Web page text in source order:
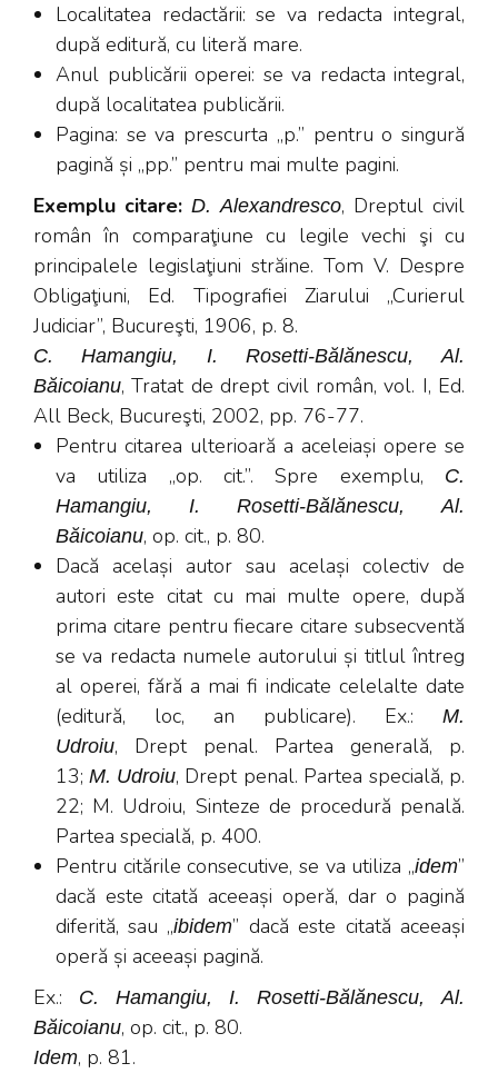
Localitatea redactării: se va redacta integral,
după editură, cu literă mare.
Anul publicării operei: se va redacta integral,
după localitatea publicării.
Pagina: se va prescurta „p.” pentru o singură
pagină și „pp.” pentru mai multe pagini.
Exemplu citare: D. Alexandresco, Dreptul civil
român în comparaţiune cu legile vechi şi cu
principalele legislaţiuni străine. Tom V. Despre
Obligaţiuni, Ed. Tipografiei Ziarului „Curierul
Judiciar”, Bucureşti, 1906, p. 8.
C. Hamangiu, I. Rosetti-Bălănescu, Al.
Băicoianu, Tratat de drept civil român, vol. I, Ed.
All Beck, Bucureşti, 2002, pp. 76-77.
Pentru citarea ulterioară a aceleiași opere se
va utiliza „op. cit.”. Spre exemplu,
C.
Hamangiu, I. Rosetti-Bălănescu, Al.
Băicoianu, op. cit., p. 80.
Dacă același autor sau același colectiv de
autori este citat cu mai multe opere, după
prima citare pentru fiecare citare subsecventă
se va redacta numele autorului și titlul întreg
al operei, fără a mai fi indicate celelalte date
(editură, loc, an publicare). Ex.: M.
Udroiu, Drept penal. Partea generală, p.
13; M. Udroiu, Drept penal. Partea specială, p.
22; M. Udroiu, Sinteze de procedură penală.
Partea specială, p. 400.
Pentru citările consecutive, se va utiliza „idem”
dacă este citată aceeași operă, dar o pagină
diferită, sau „ibidem” dacă este citată aceeași
operă și aceeași pagină.
Ex.:
C. Hamangiu, I. Rosetti-Bălănescu, Al.
Băicoianu, op. cit., p. 80.
Idem, p. 81.